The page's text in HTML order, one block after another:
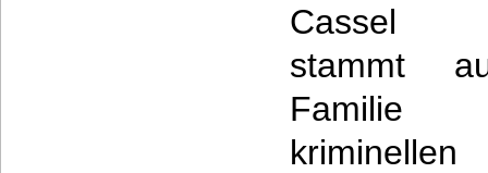
Cassel
stammt
kriminellen